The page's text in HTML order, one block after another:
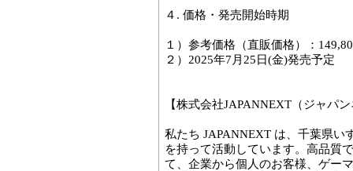
４. 価格・発売開始時期
１）参考価格（直販価格）：
２）2025年7月25日(金)発売予定
【株式会社JAPANNEXT（ジャパ
私たち JAPANNEXT は、千葉県い
を持って活動しています。高品質
て、企業から個人のお客様、ゲー